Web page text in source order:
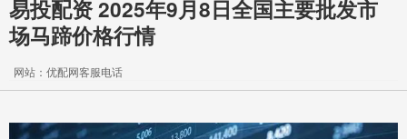
易投配资 2025年9月8日全国主要批发市
场马蹄价格行情
网站：优配网客服电话